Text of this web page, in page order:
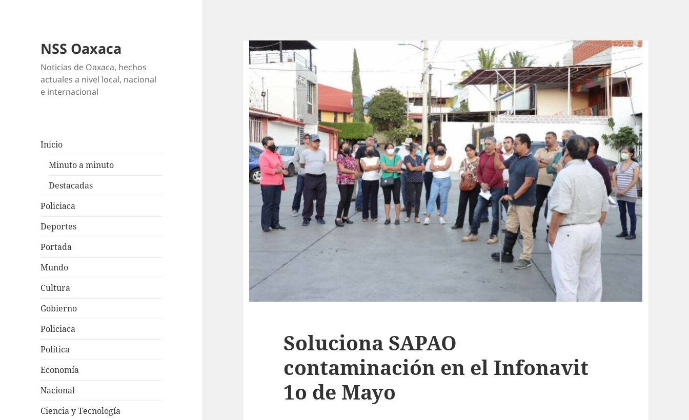
NSS Oaxaca
Noticias de Oaxaca, hechos
actuales a nivel local, nacional
e internacional
Inicio
Minuto a minuto
Destacadas
Policiaca
Deportes
Portada
Mundo
Cultura
Gobierno
Policiaca
Política
Economía
Nacional
Ciencia y Tecnología
Soluciona SAPAO
contaminación en el Infonavit
1o de Mayo